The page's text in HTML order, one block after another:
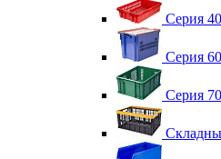
Серия
Серия
Серия